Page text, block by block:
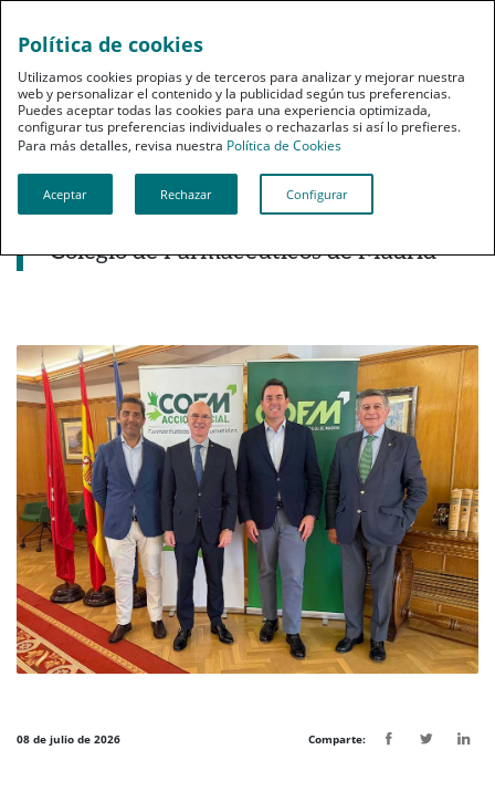
Noticias destacadas
Encuentro institucional entre PSN y el
Colegio de Farmacéuticos de Madrid
08 de julio de 2026 Comparte:
Política de cookies
Utilizamos cookies propias y de terceros para analizar y mejorar nuestra
web y personalizar el contenido y la publicidad según tus preferencias.
Puedes aceptar todas las cookies para una experiencia optimizada,
configurar tus preferencias individuales o rechazarlas si así lo prefieres.
Para más detalles, revisa nuestra Política de Cookies
Aceptar Rechazar Configurar